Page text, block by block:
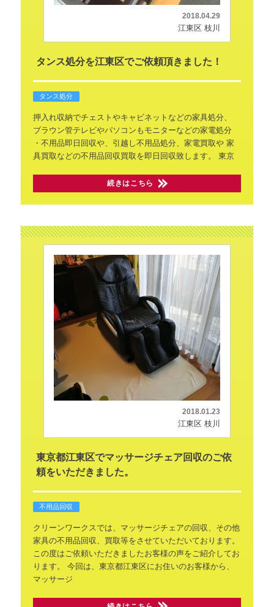
2018.04.29
江東区 枝川
タンス処分を江東区でご依頼頂きました！
タンス処分
押入れ収納でチェストやキャビネットなどの家具処分、
ブラウン管テレビやパソコンもモニターなどの家電処分
・不用品即日回収や、引越し不用品処分、家電買取や家
具買取などの不用品回収買取を即日回収致します。
東京
続きはこちら
2018.01.23
江東区 枝川
東京都江東区でマッサージチェア回収のご依
頼をいただきました。
不用品回収
クリーンワークスでは、マッサージチェアの回収、その他
家具の不用品回収、買取等をさせていただいております。
この度はご依頼いただきましたお客様の声をご紹介してお
ります。
今回は、東京都江東区にお住いのお客様から、
マッサージ